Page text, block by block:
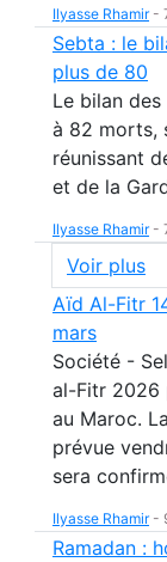
Ilyasse Rhamir-
Sebta : le
plus de 80
Le bilan des
à 82 morts,
réunissant
et de la
Ilyasse Rhamir-
Voir plus
Aïd Al-Fitr
mars
Société -
al-Fitr 2026
au Maroc.
prévue
sera
Ilyasse Rhamir-
Ramadan :